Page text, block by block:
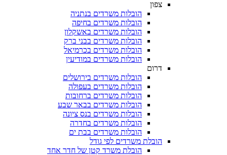
הובלות משרדים בנתניה
הובלות משרדים בחיפה
הובלות משרדים באשקלון
הובלות משרדים בבני ברק
הובלות משרדים בכרמיאל
הובלות משרדים במודיעין
הובלות משרדים בירושלים
הובלות משרדים בעפולה
הובלות משרדים ברחובות
הובלות משרדים בבאר שבע
הובלות משרדים בנס ציונה
הובלות משרדים בחדרה
הובלות משרדים בבת ים
הובלת משרדים לפי גודל
הובלת משרד קטן של חדר אחד